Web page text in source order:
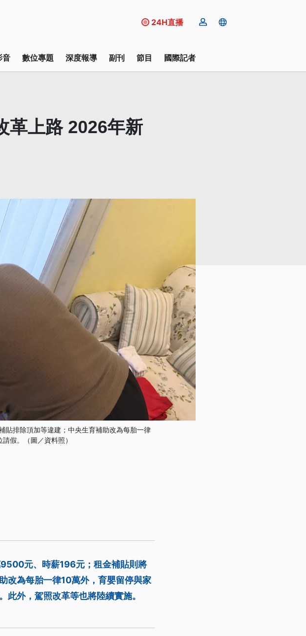
24H直播
音 數位專題 深度報導 副刊 節目 國際記者
革上路 2026年新
排除頂加等違建；中央生育補助改為每胎一律
假。（圖／資料照）
元、時薪196元；租金補貼則將
改為每胎一律10萬外，育嬰留停與家
此外，駕照改革等也將陸續實施。